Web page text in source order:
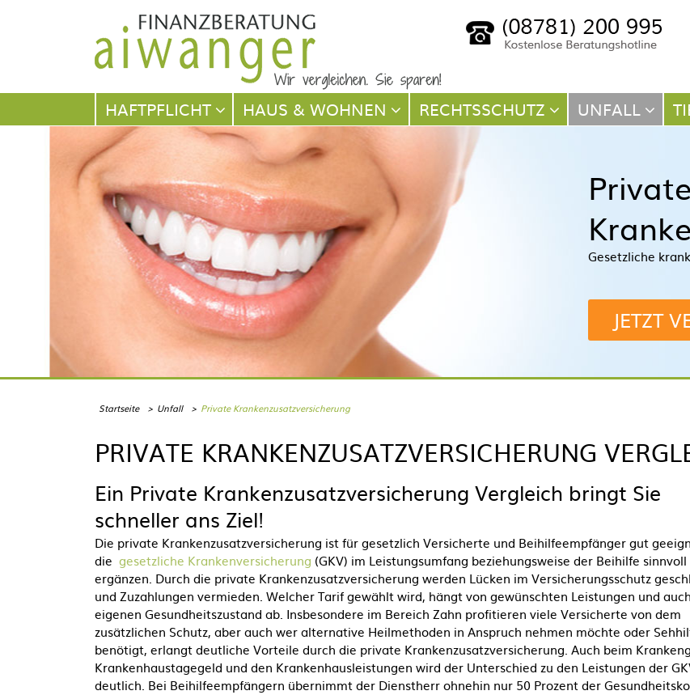
Navigation
überspringen
HAFTPFLICHT HAUS & WOHNEN RECHTSSCHUTZ UNFALL
Private
Gesetzliche
JETZT
Startseite Unfall Private Krankenzusatzversicherung
PRIVATE KRANKENZUSATZVERSICHERUNG
Ein Private Krankenzusatzversicherung Vergleich bringt Sie
schneller ans Ziel!
Die private Krankenzusatzversicherung ist für gesetzlich Versicherte und Beihilfeempfänger gut
die gesetzliche Krankenversicherung (GKV) im Leistungsumfang beziehungsweise der Beihilfe sinnvoll
ergänzen. Durch die private Krankenzusatzversicherung werden Lücken im Versicherungsschutz
und Zuzahlungen vermieden. Welcher Tarif gewählt wird, hängt von gewünschten Leistungen und
eigenen Gesundheitszustand ab. Insbesondere im Bereich Zahn profitieren viele Versicherte von dem
zusätzlichen Schutz, aber auch wer alternative Heilmethoden in Anspruch nehmen möchte oder
benötigt, erlangt deutliche Vorteile durch die private Krankenzusatzversicherung. Auch beim
Krankenhaustagegeld und den Krankenhausleistungen wird der Unterschied zu den Leistungen der
deutlich. Bei Beihilfeempfängern übernimmt der Dienstherr ohnehin nur 50 Prozent der